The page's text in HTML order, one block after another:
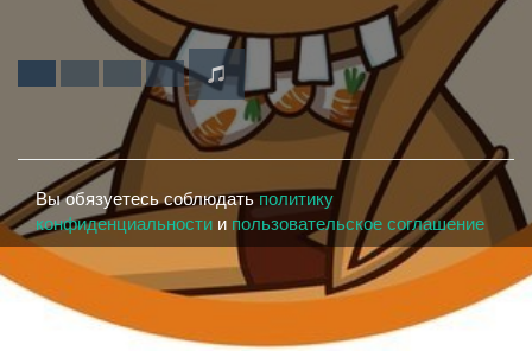
Вы обязуетесь соблюдатьполитику
конфиденциальности и пользовательское соглашение